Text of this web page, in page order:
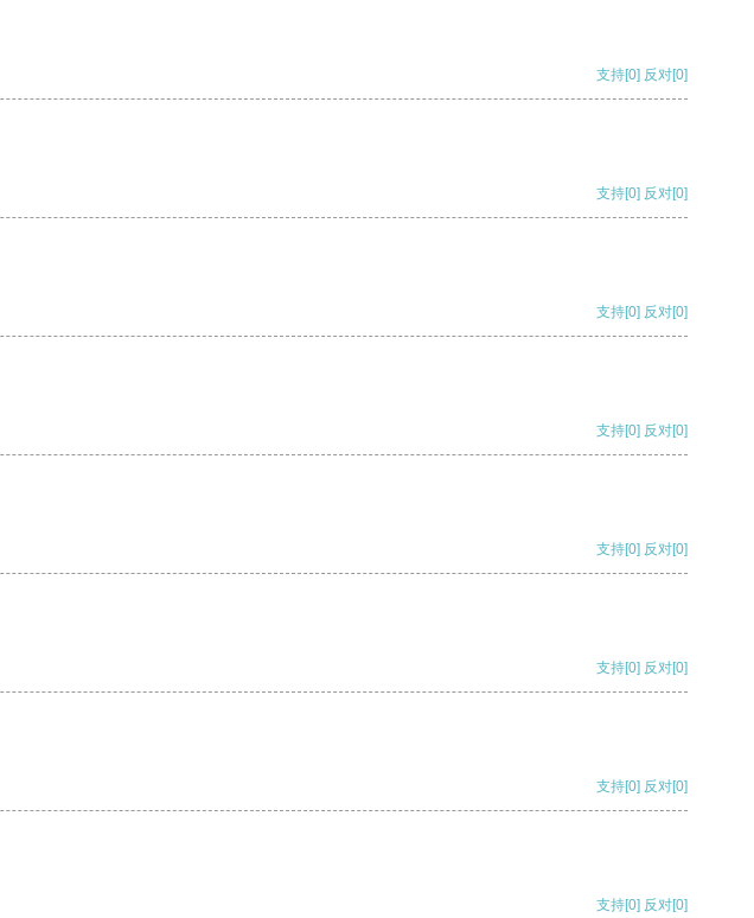
支持[0] 反对[0]
支持[0] 反对[0]
支持[0] 反对[0]
支持[0] 反对[0]
支持[0] 反对[0]
支持[0] 反对[0]
支持[0] 反对[0]
支持[0] 反对[0]